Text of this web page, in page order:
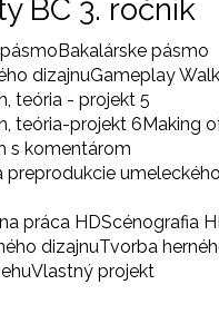
BC 3. ročník
Bakalárske pásmo
dizajnuGameplay
teória - projekt 5
teória-projekt 6Making
s komentárom
preprodukcie
práca HDScénografia
dizajnuTvorba
Vlastný projekt